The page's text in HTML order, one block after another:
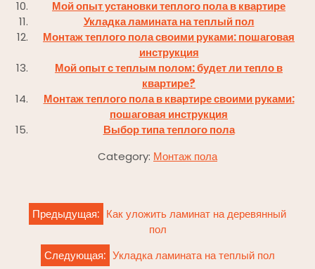
Мой опыт установки теплого пола в квартире
Укладка ламината на теплый пол
Монтаж теплого пола своими руками: пошаговая
инструкция
Мой опыт с теплым полом: будет ли тепло в
квартире?
Монтаж теплого пола в квартире своими руками:
пошаговая инструкция
Выбор типа теплого пола
Category: Монтаж пола
Навигация
записям
Предыдущая: Как уложить ламинат на деревянный
пол
Следующая: Укладка ламината на теплый пол